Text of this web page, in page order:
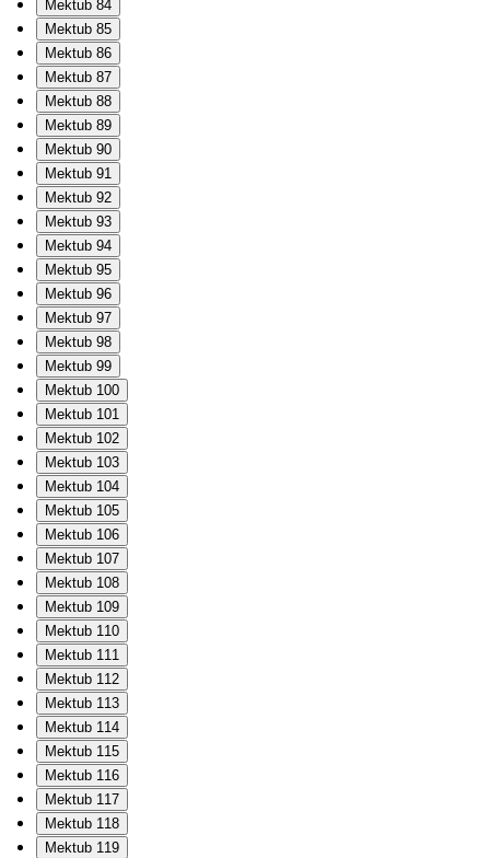
Mektub 84
Mektub 85
Mektub 86
Mektub 87
Mektub 88
Mektub 89
Mektub 90
Mektub 91
Mektub 92
Mektub 93
Mektub 94
Mektub 95
Mektub 96
Mektub 97
Mektub 98
Mektub 99
Mektub 100
Mektub 101
Mektub 102
Mektub 103
Mektub 104
Mektub 105
Mektub 106
Mektub 107
Mektub 108
Mektub 109
Mektub 110
Mektub 111
Mektub 112
Mektub 113
Mektub 114
Mektub 115
Mektub 116
Mektub 117
Mektub 118
Mektub 119